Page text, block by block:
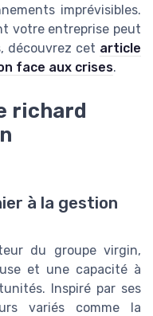
imprévisibles.
votre entreprise peut
découvrez cet article
face aux crises.
richard
à la gestion
du groupe virgin,
et une capacité à
Inspiré par ses
variés comme la